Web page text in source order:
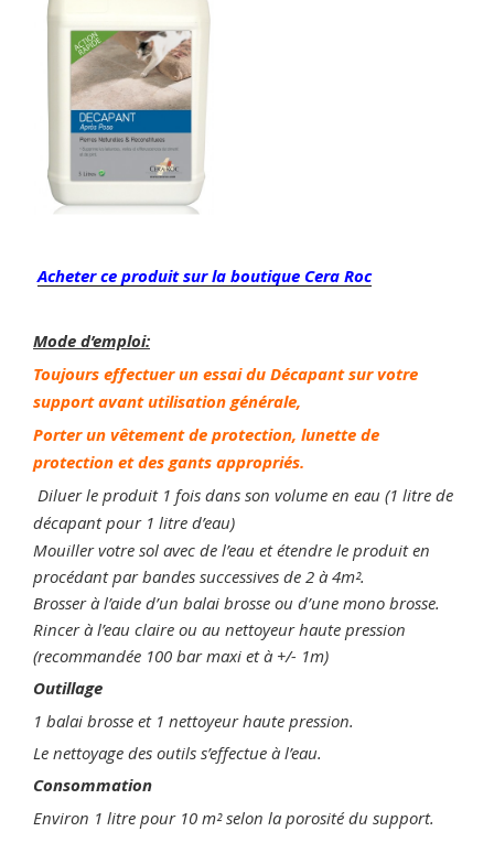
Acheter ce produit sur la boutique Cera Roc
Mode d’emploi:
Toujours effectuer un essai du Décapant sur votre
support avant utilisation générale,
Porter un vêtement de protection, lunette de
protection et des gants appropriés.
Diluer le produit 1 fois dans son volume en eau (1 litre de
décapant pour 1 litre d’eau)
Mouiller votre sol avec de l’eau et étendre le produit en
procédant par bandes successives de 2 à 4m².
Brosser à l’aide d’un balai brosse ou d’une mono brosse.
Rincer à l’eau claire ou au nettoyeur haute pression
(recommandée 100 bar maxi et à +/- 1m)
Outillage
1 balai brosse et 1 nettoyeur haute pression.
Le nettoyage des outils s’effectue à l’eau.
Consommation
Environ 1 litre pour 10 m² selon la porosité du support.